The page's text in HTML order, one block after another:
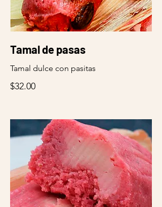
Tamal de pasas
Tamal dulce con pasitas
$32.00